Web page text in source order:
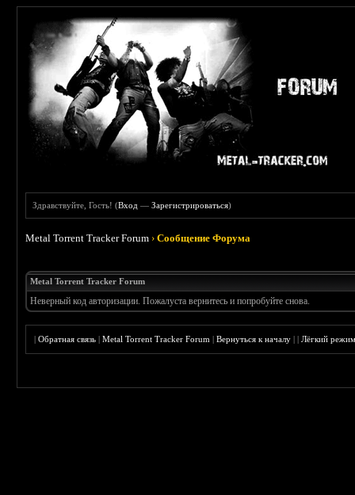
Здравствуйте, Гость! (Вход —Зарегистрироваться)
Metal Torrent Tracker Forum ›Сообщение Форума
Metal Torrent Tracker Forum
Неверный код авторизации. Пожалуста вернитесь и попробуйте снова.
|Обратная связь |Metal Torrent Tracker Forum |Вернуться к началу ||Лёгкий